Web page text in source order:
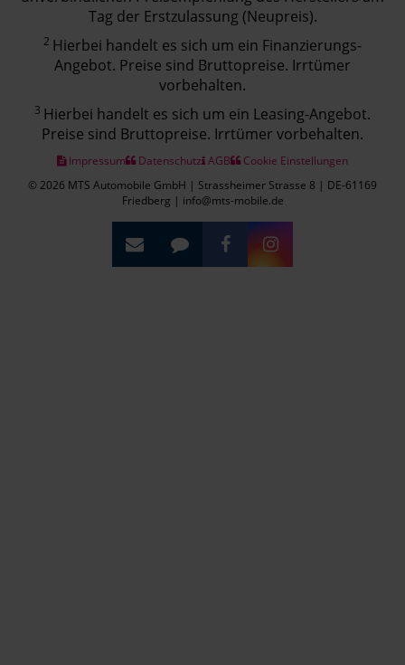
Tag der Erstzulassung (Neupreis).
2 Hierbei handelt es sich um ein Finanzierungs-
Angebot. Preise sind Bruttopreise. Irrtümer
vorbehalten.
3 Hierbei handelt es sich um ein Leasing-Angebot.
Preise sind Bruttopreise. Irrtümer vorbehalten.
Impressum Datenschutz AGB
Cookie Einstellungen
© 2026 MTS Automobile GmbH | Strassheimer Strasse 8 | DE-61169
Friedberg | info@mts-mobile.de